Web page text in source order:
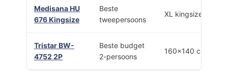
Medisana HU
676 Kingsize
Beste
tweepersoons
XL kingsize
Tristar BW-
4752 2P
Beste budget
2-persoons
160×140 cm